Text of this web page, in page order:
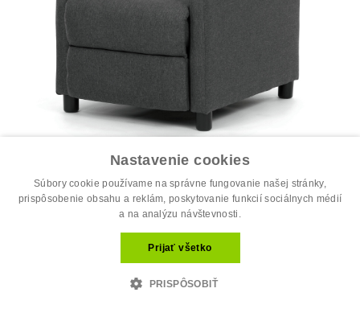
Polohovacie kreslo, sivá, látka, TV-W...
198.00 €
Najobľúbenejšie
Nastavenie cookies
Súbory cookie používame na správne fungovanie našej stránky,
prispôsobenie obsahu a reklám, poskytovanie funkcií sociálnych médií
a na analýzu návštevnosti.
Prijať všetko
PRISPÔSOBIŤ